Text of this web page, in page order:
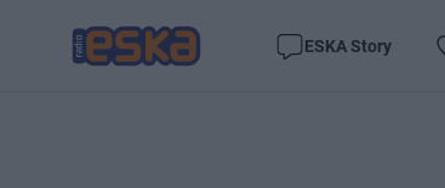
ESKA Story